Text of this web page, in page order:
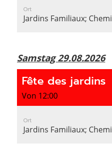
Ort
Jardins Familiaux;
Samstag 29.08.2026
Fête des jardins
Von 12:00
Ort
Jardins Familiaux;